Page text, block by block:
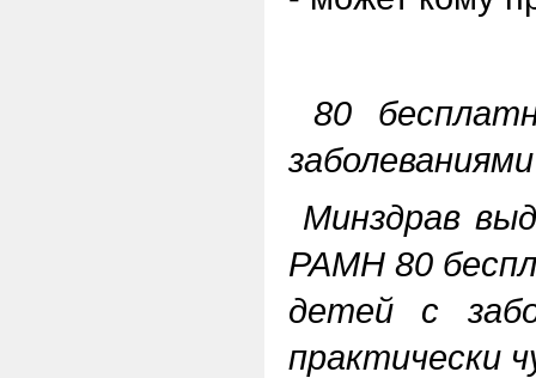
80
Минздрав
РАМН 80
детей с
практически